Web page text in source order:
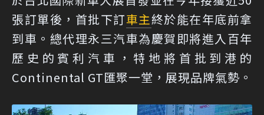
張訂單後，首批下訂車主終於能在年底前拿
到車。總代理永三汽車為慶賀即將進入百年
歷史的賓利汽車，特地將首批到港的
Continental GT匯聚一堂，展現品牌氣勢。